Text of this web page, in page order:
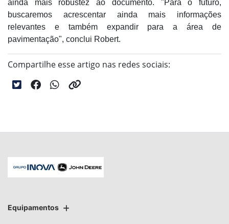
ainda mais robustez ao documento. "Para o futuro,
buscaremos acrescentar ainda mais informações
relevantes e também expandir para a área de
pavimentação", conclui Robert.
Compartilhe esse artigo nas redes sociais:
Equipamentos